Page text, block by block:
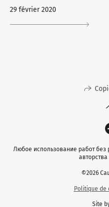
29 février 2020
Любое использование работ без
©2026
Politique
Site